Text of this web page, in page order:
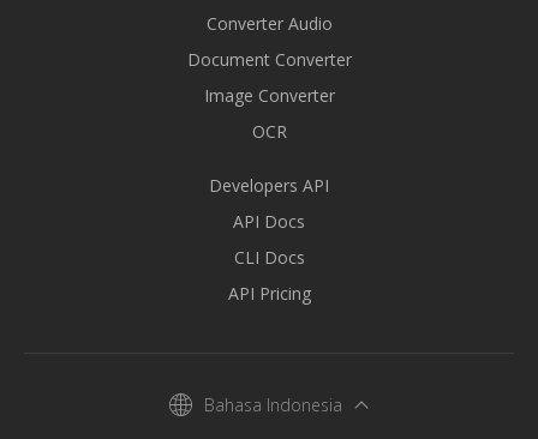
Converter Audio
Document Converter
Image Converter
OCR
Developers API
API Docs
CLI Docs
API Pricing
Bahasa Indonesia